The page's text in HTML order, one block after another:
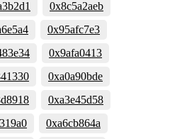
0x8c5a2aeb
0x95afc7e3
0x9afa0413
0xa0a90bde
0xa3e45d58
0xa6cb864a